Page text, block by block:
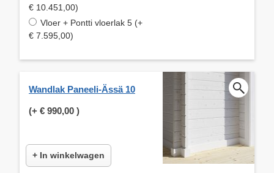
€ 10.451,00)
Vloer + Pontti vloerlak 5 (+
€ 7.595,00)
Wandlak Paneeli-Ässä 10
(+ € 990,00 )
+ In winkelwagen